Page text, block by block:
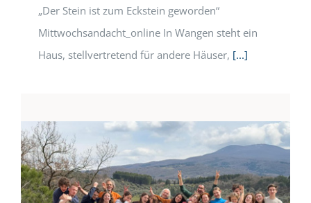
„Der Stein ist zum Eckstein geworden“
Mittwochsandacht_online In Wangen steht ein
Haus, stellvertretend für andere Häuser, [...]